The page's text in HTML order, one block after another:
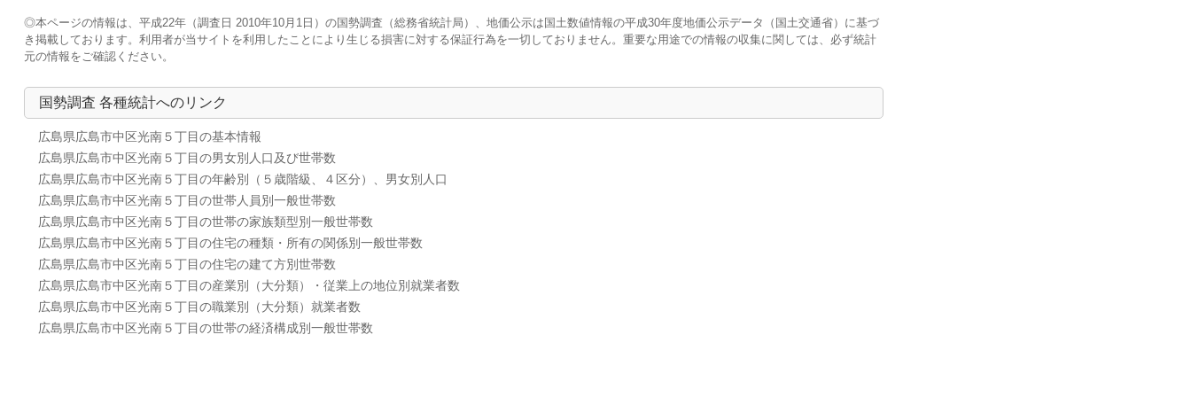
◎本ページの情報は、平成22年（調査日 2010年10月1日）の国勢調査（総務省統計局）、地価公示は国土数値情報の平成30年度地価公示データ（国土交通省）に基づ
き掲載しております。利用者が当サイトを利用したことにより生じる損害に対する保証行為を一切しておりません。重要な用途での情報の収集に関しては、必ず統計
元の情報をご確認ください。
国勢調査 各種統計へのリンク
広島県広島市中区光南５丁目の基本情報
広島県広島市中区光南５丁目の男女別人口及び世帯数
広島県広島市中区光南５丁目の年齢別（５歳階級、４区分）、男女別人口
広島県広島市中区光南５丁目の世帯人員別一般世帯数
広島県広島市中区光南５丁目の世帯の家族類型別一般世帯数
広島県広島市中区光南５丁目の住宅の種類・所有の関係別一般世帯数
広島県広島市中区光南５丁目の住宅の建て方別世帯数
広島県広島市中区光南５丁目の産業別（大分類）・従業上の地位別就業者数
広島県広島市中区光南５丁目の職業別（大分類）就業者数
広島県広島市中区光南５丁目の世帯の経済構成別一般世帯数